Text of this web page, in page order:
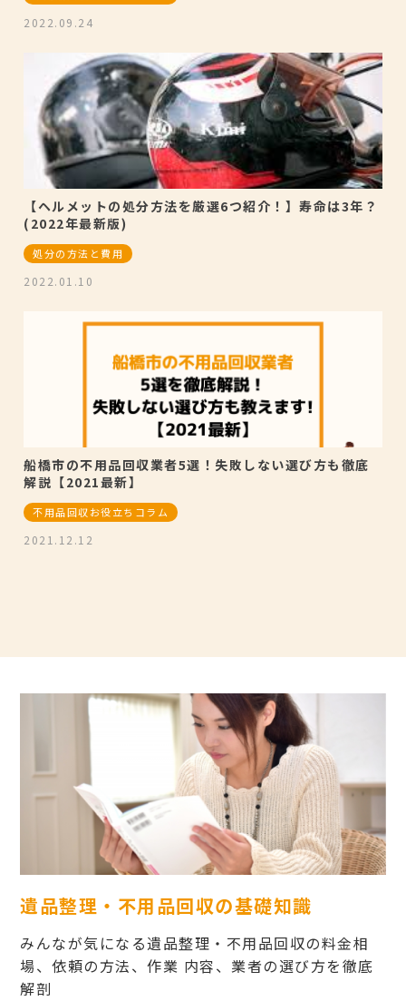
2022.09.24
【ヘルメットの処分方法を厳選6つ紹介！】寿命は3年？
(2022年最新版)
処分の方法と費用
2022.01.10
船橋市の不用品回収業者5選！失敗しない選び方も徹底
解説【2021最新】
不用品回収お役立ちコラム
2021.12.12
遺品整理・不用品回収の基礎知識
みんなが気になる遺品整理・不用品回収の料金相
場、依頼の方法、作業 内容、業者の選び方を徹底
解剖